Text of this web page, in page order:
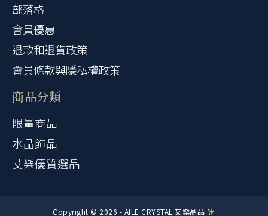
部落格
會員優惠
退款和退貨政策
會員條款與隱私權政策
商品分類
限量商品
水晶飾品
艾樂優質選品
Copyright © 2026 - AILE CRYSTAL 艾樂晶品